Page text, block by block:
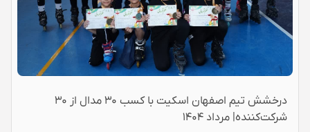
درخشش تیم اصفهان اسکیت با کسب ۳۰ مدال از ۳۰
شرکت‌کننده| مرداد ۱۴۰۴